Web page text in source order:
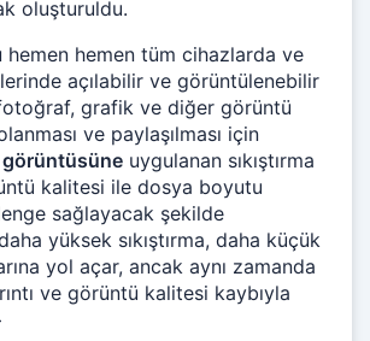
oluşturuldu.
hemen hemen tüm cihazlarda ve
açılabilir ve görüntülenebilir
grafik ve diğer görüntü
ve paylaşılması için
görüntüsüne uygulanan sıkıştırma
kalitesi ile dosya boyutu
sağlayacak şekilde
yüksek sıkıştırma, daha küçük
yol açar, ancak aynı zamanda
ve görüntü kalitesi kaybıyla